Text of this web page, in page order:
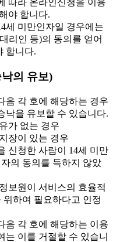
따라 온라인신청을 이용
야 합니다.
세 미만인자일 경우에는
리인 등)의 동의를 얻어
합니다.
의 유보)
각 호에 해당하는 경우
낙을 유보할 수 있습니다.
가 없는 경우
장이 있는 경우
신청한 사람이 14세 미만
의 동의를 득하지 않았
보원이 서비스의 효율적
위하여 필요하다고 인정
각 호에 해당하는 이용
는 이를 거절할 수 있습니